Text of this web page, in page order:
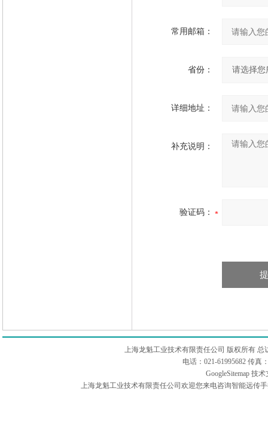
常用邮箱：
省份：
详细地址：
补充说明：
验证码：
上海龙魁工业技术有限责任公司 版权所有 总
电话：021-61995682 传真
GoogleSitemap技术
上海龙魁工业技术有限责任公司欢迎您来电咨询智能远传